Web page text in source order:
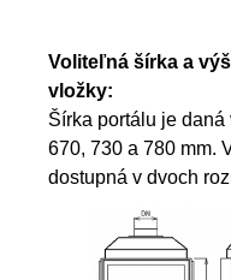
Voliteľná šírka a
vložky:
Šírka portálu je daná
670, 730 a 780 mm.
dostupná v dvoch